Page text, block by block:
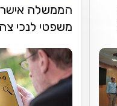
הממשלה אישרה
משפטי לנכי